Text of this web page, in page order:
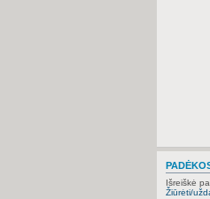
Išreiškė
Žiūrėti/